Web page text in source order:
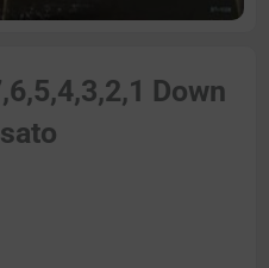
Down